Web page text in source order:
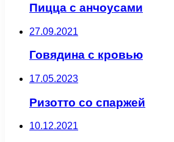
Пицца с анчоусами
27.09.2021
Говядина с кровью
17.05.2023
Ризотто со спаржей
10.12.2021